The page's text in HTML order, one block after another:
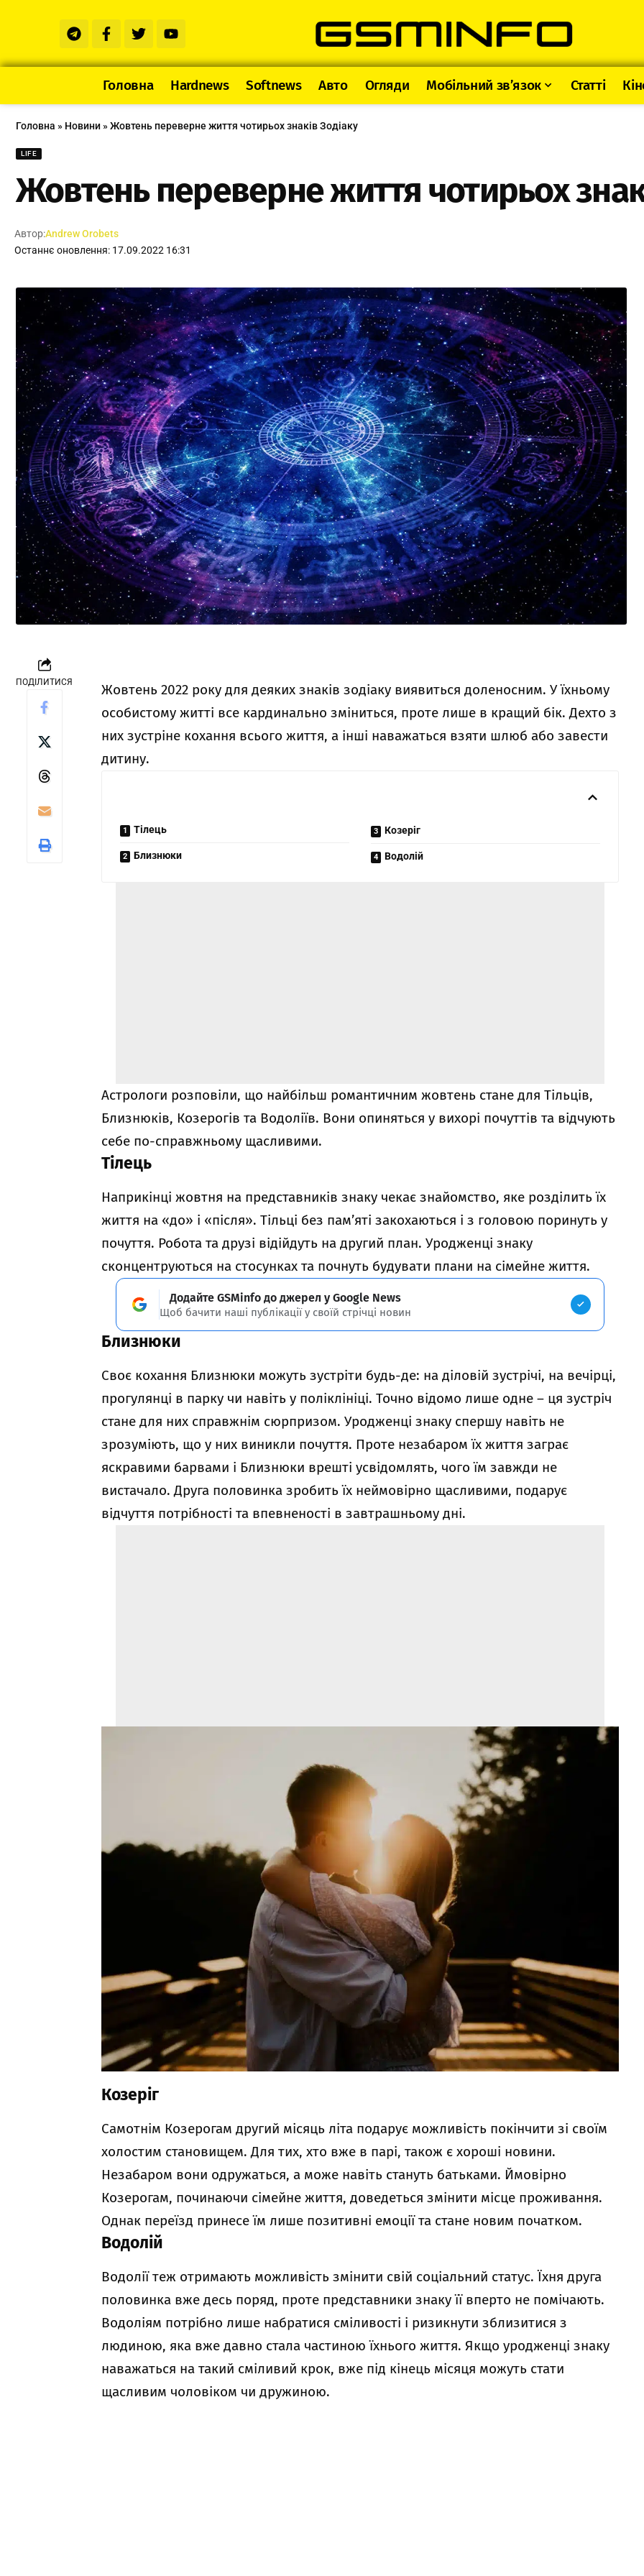
Головна Hardnews Softnews Авто Огляди Мобільний зв’язок Статті
Головна » Новини»Жовтень переверне життя чотирьох знаків Зодіаку
LIFE
Жовтень переверне життя чотирьох
Останнє оновлення: 17.09.2022 16:31
Автор:Andrew Orobets
ПОДІЛИТИСЯ
Жовтень 2022 року для деяких знаків зодіаку виявиться доленосним. У їхньому
особистому житті все кардинально зміниться, проте лише в кращий бік. Дехто з
них зустріне кохання всього життя, а інші наважаться взяти шлюб або завести
дитину.
Тілець
Близнюки
Козеріг
Водолій
Астрологи розповіли, що найбільш романтичним жовтень стане для Тільців,
Близнюків, Козерогів та Водоліїв. Вони опиняться у вихорі почуттів та відчують
себе по-справжньому щасливими.
Тілець
Наприкінці жовтня на представників знаку чекає знайомство, яке розділить їх
життя на «до» і «після». Тільці без пам’яті закохаються і з головою поринуть у
почуття. Робота та друзі відійдуть на другий план. Уродженці знаку
сконцентруються на стосунках та почнуть будувати плани на сімейне життя.
Додайте GSMinfo до джерел у Google News
Щоб бачити наші публікації у своїй стрічці новин
Близнюки
Своє кохання Близнюки можуть зустріти будь-де: на діловій зустрічі, на вечірці,
прогулянці в парку чи навіть у поліклініці. Точно відомо лише одне – ця зустріч
стане для них справжнім сюрпризом. Уродженці знаку спершу навіть не
зрозуміють, що у них виникли почуття. Проте незабаром їх життя заграє
яскравими барвами і Близнюки врешті усвідомлять, чого їм завжди не
вистачало. Друга половинка зробить їх неймовірно щасливими, подарує
відчуття потрібності та впевненості в завтрашньому дні.
Козеріг
Самотнім Козерогам другий місяць літа подарує можливість покінчити зі своїм
холостим становищем. Для тих, хто вже в парі, також є хороші новини.
Незабаром вони одружаться, а може навіть стануть батьками. Ймовірно
Козерогам, починаючи сімейне життя, доведеться змінити місце проживання.
Однак переїзд принесе їм лише позитивні емоції та стане новим початком.
Водолій
Водолії теж отримають можливість змінити свій соціальний статус. Їхня друга
половинка вже десь поряд, проте представники знаку її вперто не помічають.
Водоліям потрібно лише набратися сміливості і ризикнути зблизитися з
людиною, яка вже давно стала частиною їхнього життя. Якщо уродженці знаку
наважаться на такий сміливий крок, вже під кінець місяця можуть стати
щасливим чоловіком чи дружиною.